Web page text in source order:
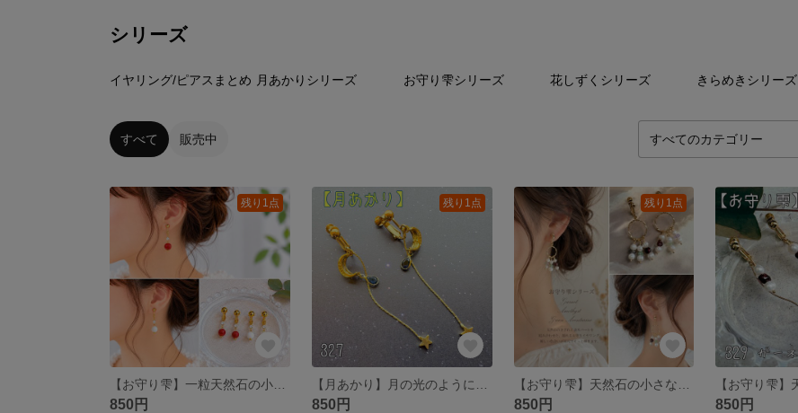
シリーズ
イヤリング/ピアスまとめ 月あかりシリーズ お守り雫シリーズ 花しずくシリーズ きらめきシリーズ
すべて 販売中
残り1点
850円
残り1点
850円
残り1点
850円 850円